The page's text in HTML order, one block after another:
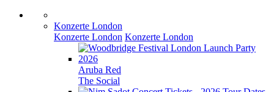
Konzerte London
Konzerte London Konzerte London
Aruba Red
The Social